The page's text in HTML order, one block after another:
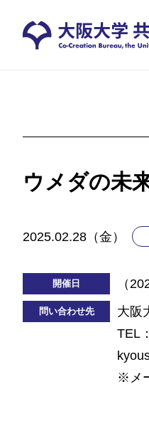
ウメダの未
2025.02.28（金）
開催日 （
問い合わせ先
大阪
TEL
※メ